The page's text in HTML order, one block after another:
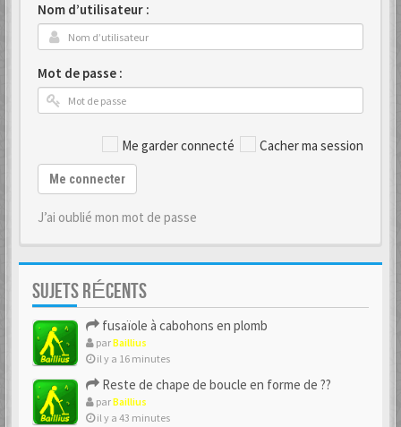
Nom d’utilisateur :
Mot de passe :
Me garder connecté Cacher ma session
Me connecter
J’ai oublié mon mot de passe
SUJETS RÉCENTS
fusaïole à cabohons en plomb
parBaillius
il y a 16 minutes
Reste de chape de boucle en forme de ??
parBaillius
il y a 43 minutes